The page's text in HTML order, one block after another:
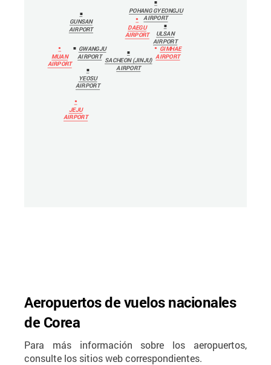
GUNSAN
AIRPORT
MUAN
AIRPORT
GWANGJU
AIRPORT
YEOSU
AIRPORT
SACHEON (JINJU)
AIRPORT
DAEGU
AIRPORT
POHANG GYEONGJU
AIRPORT
ULSAN
AIRPORT
GIMHAE
AIRPORT
JEJU
AIRPORT
Aeropuertos de vuelos nacionales
de Corea
Para más información sobre los aeropuertos,
consulte los sitios web correspondientes.